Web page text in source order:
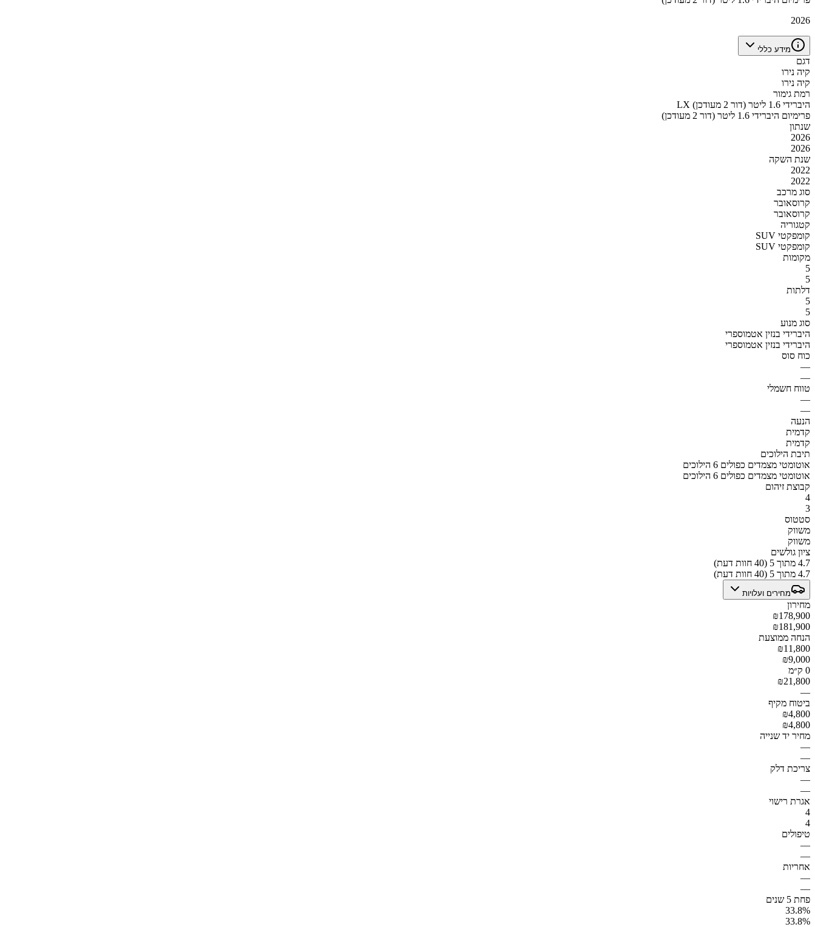
2026
מידע כללי
דגם
קיה נירו
קיה נירו
רמת גימור
LX היברידי 1.6 ליטר (דור 2 מעודכן)
פרימיום היברידי 1.6 ליטר (דור 2 מעודכן)
שנתון
2026
2026
שנת השקה
2022
2022
סוג מרכב
קרוסאובר
קרוסאובר
קטגוריה
SUV קומפקטי
SUV קומפקטי
מקומות
5
5
דלתות
5
5
סוג מנוע
היברידי בנזין אטמוספרי
היברידי בנזין אטמוספרי
כוח סוס
—
—
טווח חשמלי
—
—
הנעה
קדמית
קדמית
תיבת הילוכים
אוטומטי מצמדים כפולים 6 הילוכים
אוטומטי מצמדים כפולים 6 הילוכים
קבוצת זיהום
4
3
סטטוס
משווק
משווק
ציון גולשים
4.7 מתוך 5 (40 חוות דעת)
4.7 מתוך 5 (40 חוות דעת)
מחירים ועלויות
מחירון
₪178,900
₪181,900
הנחה ממוצעת
₪11,800
₪9,000
0 ק״מ
₪21,800
—
ביטוח מקיף
₪4,800
₪4,800
מחיר יד שנייה
—
—
צריכת דלק
—
—
אגרת רישוי
4
4
טיפולים
—
—
אחריות
—
—
פחת 5 שנים
33.8%
33.8%